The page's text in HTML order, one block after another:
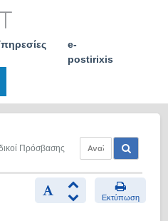
e-
postirixis
Πρόσβασης
Εκτύπωση